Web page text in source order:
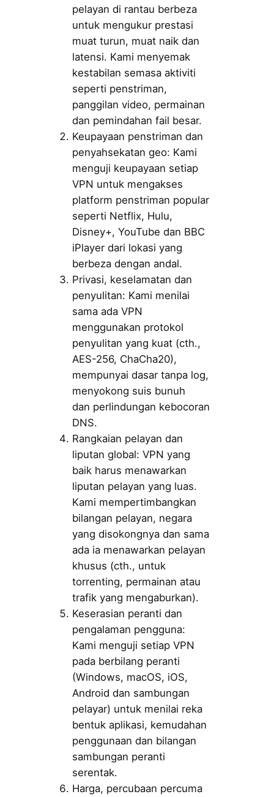
pelayan di rantau berbeza
untuk mengukur prestasi
muat turun, muat naik dan
latensi. Kami menyemak
kestabilan semasa aktiviti
seperti penstriman,
panggilan video, permainan
dan pemindahan fail besar.
Keupayaan penstriman dan
penyahsekatan geo: Kami
menguji keupayaan setiap
VPN untuk mengakses
platform penstriman popular
seperti Netflix, Hulu,
Disney+, YouTube dan BBC
iPlayer dari lokasi yang
berbeza dengan andal.
Privasi, keselamatan dan
penyulitan: Kami menilai
sama ada VPN
menggunakan protokol
penyulitan yang kuat (cth.,
AES-256, ChaCha20),
mempunyai dasar tanpa log,
menyokong suis bunuh
dan perlindungan kebocoran
DNS.
Rangkaian pelayan dan
liputan global: VPN yang
baik harus menawarkan
liputan pelayan yang luas.
Kami mempertimbangkan
bilangan pelayan, negara
yang disokongnya dan sama
ada ia menawarkan pelayan
khusus (cth., untuk
torrenting, permainan atau
trafik yang mengaburkan).
Keserasian peranti dan
pengalaman pengguna:
Kami menguji setiap VPN
pada berbilang peranti
(Windows, macOS, iOS,
Android dan sambungan
pelayar) untuk menilai reka
bentuk aplikasi, kemudahan
penggunaan dan bilangan
sambungan peranti
serentak.
Harga, percubaan percuma